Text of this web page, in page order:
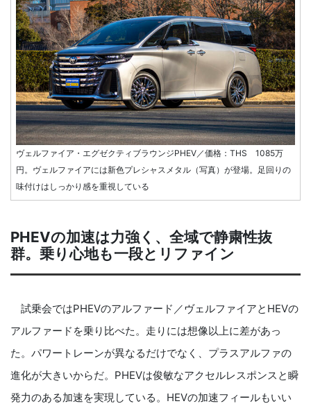
ヴェルファイア・エグゼクティブラウンジPHEV／価格：THS 1085万
円。ヴェルファイアには新色プレシャスメタル（写真）が登場。足回りの
味付けはしっかり感を重視している
PHEVの加速は力強く、全域で静粛性抜
群。乗り心地も一段とリファイン
試乗会ではPHEVのアルファード／ヴェルファイアとHEVの
アルファードを乗り比べた。走りには想像以上に差があっ
た。パワートレーンが異なるだけでなく、プラスアルファの
進化が大きいからだ。PHEVは俊敏なアクセルレスポンスと瞬
発力のある加速を実現している。HEVの加速フィールもいい